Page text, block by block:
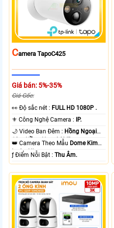
CAmera TapoC425
Giá bán: 5%-35%
Giá Gốc:
️👀 Độ sắc nét : FULL HD 1080P .
⚜️ Công Nghệ Camera : IP.
🌙 Video Ban Đêm : Hồng Ngoại
10m Hồng Ngoại SMD.
👑 Camera Theo Mẫu Dome Kim
loại + Nhựa.
️ƒ Điểm Nỗi Bật :Thu Âm.